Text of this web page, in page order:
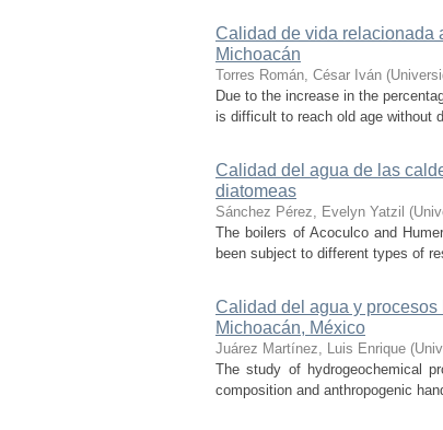
Calidad de vida relacionada
Michoacán
Torres Román, César Iván (
Due to the increase in the
is difficult to reach old age without
Calidad del agua de las
diatomeas
Sánchez Pérez, Evelyn Yatzil (
The boilers of Acoculco and
been subject to different types of
Calidad del agua y
Michoacán, México
Juárez Martínez, Luis Enrique (
The study of hydrogeochemical
composition and anthropogenic